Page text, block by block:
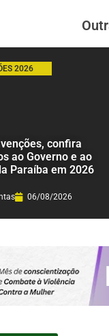
2026
confira
ao Governo e ao
Paraíba em 2026
06/08/2026